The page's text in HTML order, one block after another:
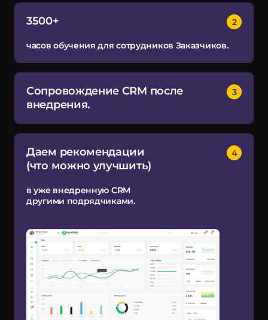
3500+
часов обучения для сотрудников Заказчиков.
Сопровождение CRM после
внедрения.
Даем рекомендации
(что можно улучшить)
в уже внедренную CRM
другими подрядчиками.